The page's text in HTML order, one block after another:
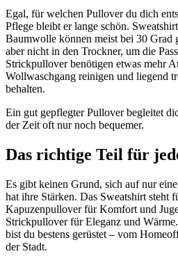
Egal, für welchen Pullover du dich
Pflege bleibt er lange schön.
Baumwolle können meist bei 30 Grad
aber nicht in den Trockner, um die
Strickpullover benötigen etwas mehr
Wollwaschgang reinigen und liegend
behalten.
Ein gut gepflegter Pullover begleitet
der Zeit oft nur noch bequemer.
Das richtige Teil für
Es gibt keinen Grund, sich auf nur
hat ihre Stärken. Das Sweatshirt steht
Kapuzenpullover für Komfort und
Strickpullover für Eleganz und
bist du bestens gerüstet – vom
der Stadt.